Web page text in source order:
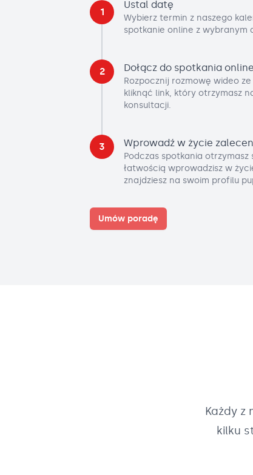
1
Ustal datę
Wybierz termin z naszego
spotkanie online z wybranym
2 Dołącz do spotkania online
Rozpocznij rozmowę wideo
kliknąć link, który otrzymasz
konsultacji.
3 Wprowadź w życie
Podczas spotkania
łatwością wprowadzisz w
znajdziesz na swoim profilu
Umów poradę
Każdy z
kilku